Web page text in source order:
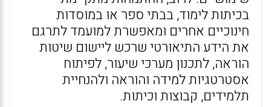
בכיתות לימוד, בבתי ספר או במוסדות
חינוכיים אחרים ומאפשרת למועמד לתרגם
את הידע התיאורטי שרכש ליישום שיטות
הוראה, לתכנון מערכי שיעור, לפיתוח
אסטרטגיות למידה והוראה ולהנחיית
תלמידים, קבוצות וכיתות.